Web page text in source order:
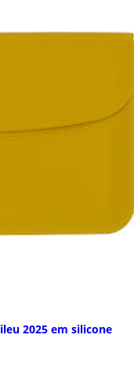
2025 em silicone